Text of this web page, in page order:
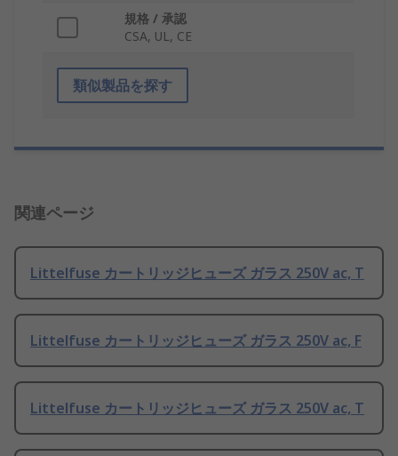
規格 / 承認
CSA, UL, CE
類似製品を探す
関連ページ
Littelfuse カートリッジヒューズ ガラス 250V ac, T
Littelfuse カートリッジヒューズ ガラス 250V ac, F
Littelfuse カートリッジヒューズ ガラス 250V ac, T